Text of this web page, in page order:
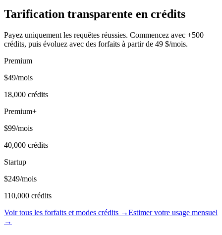
Tarification transparente en crédits
Payez uniquement les requêtes réussies. Commencez avec +500
crédits, puis évoluez avec des forfaits à partir de 49 $/mois.
Premium
$49/mois
18,000 crédits
Premium+
$99/mois
40,000 crédits
Startup
$249/mois
110,000 crédits
Voir tous les forfaits et modes crédits →Estimer votre usage mensuel
→